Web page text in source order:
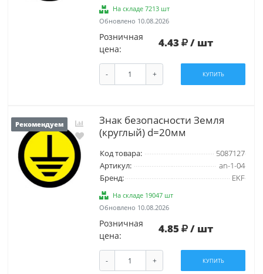
На складе 7213 шт
Обновлено 10.08.2026
Розничная
цена:
4.43 / шт
- + КУПИТЬ
Рекомендуем
Знак безопасности Земля
(круглый) d=20мм
Код товара:
5087127
Артикул:
an-1-04
Бренд:
EKF
На складе 19047 шт
Обновлено 10.08.2026
Розничная
цена:
4.85 / шт
- + КУПИТЬ